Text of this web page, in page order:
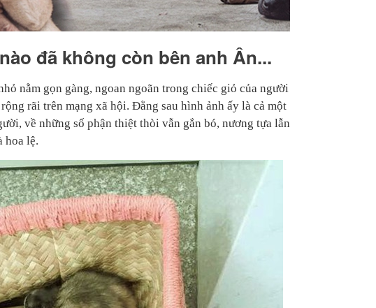
đã không còn bên anh Ân...
nằm gọn gàng, ngoan ngoãn trong chiếc giỏ của người
rãi trên mạng xã hội. Đằng sau hình ảnh ấy là cả một
về những số phận thiệt thòi vẫn gắn bó, nương tựa lẫn
hoa lệ.